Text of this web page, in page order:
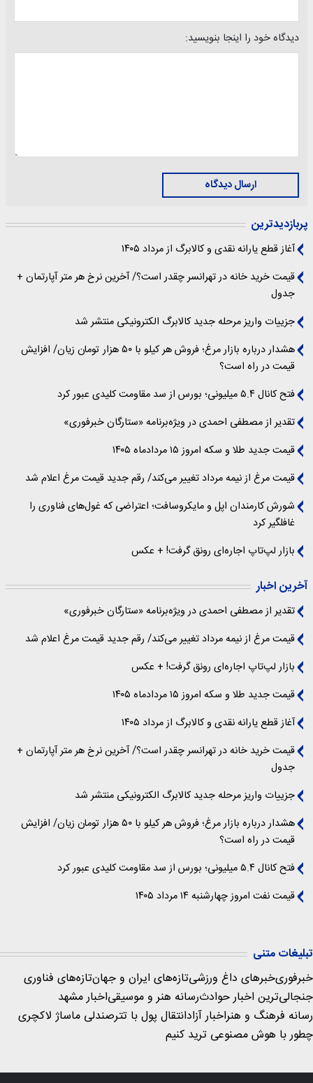
دیدگاه خود را اینجا بنویسید:
ارسال دیدگاه
پربازدیدترین
آغاز قطع یارانه نقدی و کالابرگ از مرداد ۱۴۰۵
قیمت خرید خانه در تهرانسر چقدر است؟/ آخرین نرخ هر متر آپارتمان +
جدول
جزییات واریز مرحله جدید کالابرگ الکترونیکی منتشر شد
هشدار درباره بازار مرغ؛ فروش هر کیلو با ۵۰ هزار تومان زیان/ افزایش
قیمت در راه است؟
فتح کانال ۵.۴ میلیونی؛ بورس از سد مقاومت کلیدی عبور کرد
تقدیر از مصطفی احمدی در ویژه‌برنامه «ستارگان خبرفوری»
قیمت جدید طلا و سکه امروز ۱۵ مردادماه ۱۴۰۵
قیمت مرغ از نیمه مرداد تغییر می‌کند/ رقم جدید قیمت مرغ اعلام شد
شورش کارمندان اپل و مایکروسافت؛ اعتراضی که غول‌های فناوری را
غافلگیر کرد
بازار لپ‌تاپ اجاره‌ای رونق گرفت! + عکس
آخرین اخبار
تقدیر از مصطفی احمدی در ویژه‌برنامه «ستارگان خبرفوری»
قیمت مرغ از نیمه مرداد تغییر می‌کند/ رقم جدید قیمت مرغ اعلام شد
بازار لپ‌تاپ اجاره‌ای رونق گرفت! + عکس
قیمت جدید طلا و سکه امروز ۱۵ مردادماه ۱۴۰۵
آغاز قطع یارانه نقدی و کالابرگ از مرداد ۱۴۰۵
قیمت خرید خانه در تهرانسر چقدر است؟/ آخرین نرخ هر متر آپارتمان +
جدول
جزییات واریز مرحله جدید کالابرگ الکترونیکی منتشر شد
هشدار درباره بازار مرغ؛ فروش هر کیلو با ۵۰ هزار تومان زیان/ افزایش
قیمت در راه است؟
فتح کانال ۵.۴ میلیونی؛ بورس از سد مقاومت کلیدی عبور کرد
قیمت نفت امروز چهارشنبه ۱۴ مرداد ۱۴۰۵
تبلیغات متنی
خبرفوریخبرهای داغ ورزشیتازه‌های ایران و جهانتازه‌های فناوری
جنجالی‌ترین اخبار حوادثرسانه هنر و موسیقیاخبار مشهد
رسانه فرهنگ و هنراخبار آزادانتقال پول با تترصندلی ماساژ لاکچری
چطور با هوش مصنوعی ترید کنیم